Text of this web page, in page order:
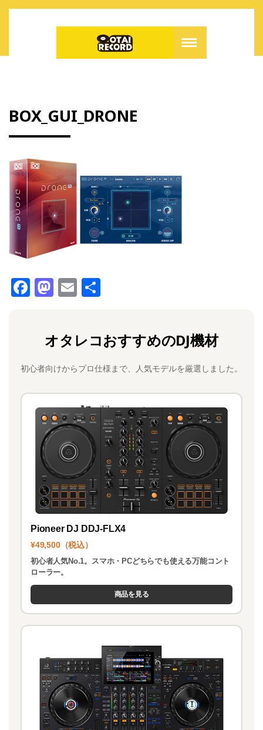
BOX_GUI_DRONE
F
b
o
o
k
M
o
d
o
n
E
l
オタレコおすすめのDJ機材
初心者向けからプロ仕様まで、人気モデルを厳選しました。
Pioneer DJ DDJ-FLX4
¥49,500（税込）
初心者人気No.1。スマホ・PCどちらでも使える万能コント
ローラー。
商品を見る